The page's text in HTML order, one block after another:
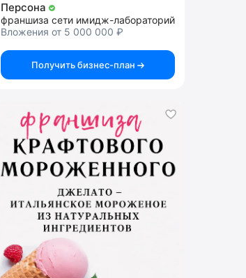
Персона
франшиза сети имидж-лабораторий
Вложения от 5 000 000 ₽
Получить бизнес-план